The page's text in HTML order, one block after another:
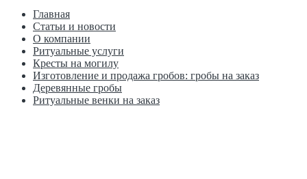
Главная
Статьи и новости
О компании
Ритуальные услуги
Кресты на могилу
Изготовление и продажа гробов: гробы на заказ
Деревянные гробы
Ритуальные венки на заказ